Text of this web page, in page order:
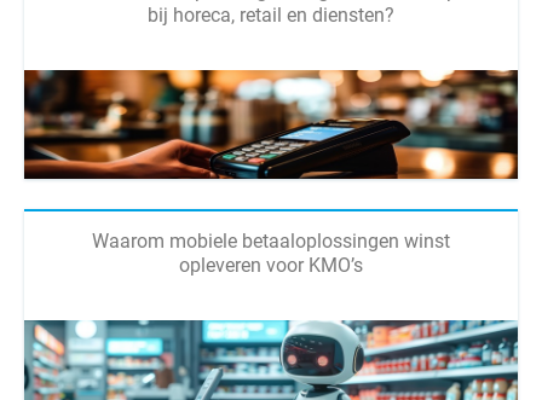
bij horeca, retail en diensten?
Waarom mobiele betaaloplossingen winst
opleveren voor KMO’s